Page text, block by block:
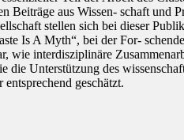
aus Wissen- schaft und
stellen sich bei dieser
Is A Myth“, bei der For-
wie interdisziplinäre
die Unterstützung des
geschätzt.